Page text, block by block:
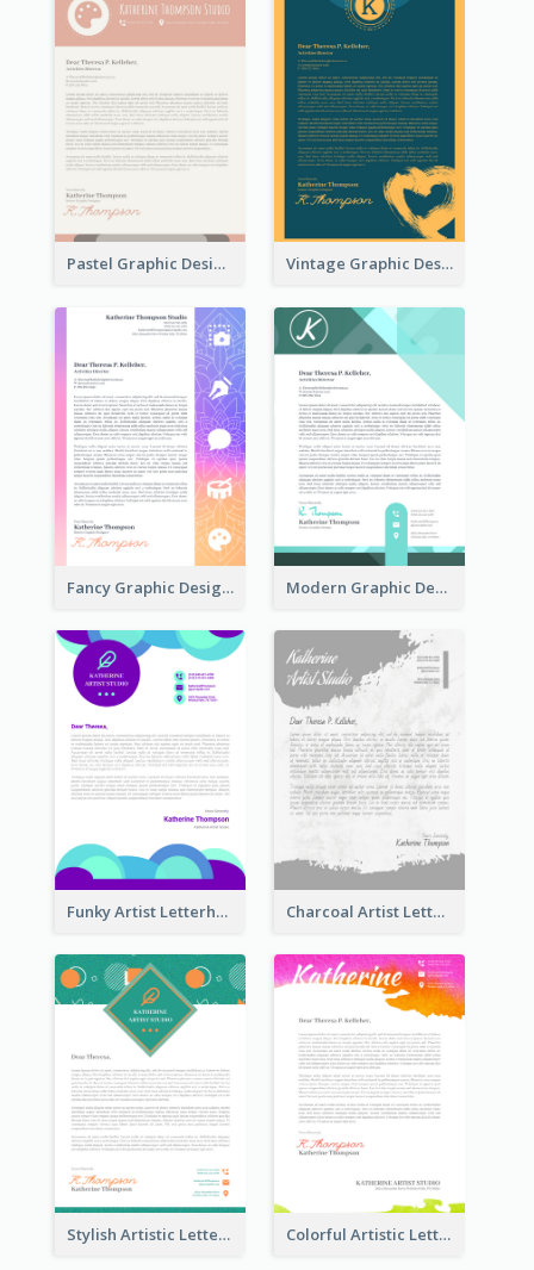
Pastel Graphic Design Letterhead Vintage Graphic Design Letterhead
Fancy Graphic Design Letterhead Modern Graphic Design Letterhead
Funky Artist Letterhead Charcoal Artist Letterhead
Stylish Artistic Letterhead Colorful Artistic Letterhead